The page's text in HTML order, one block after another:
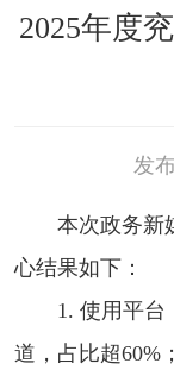
2025年度
发
本次政务新
心结果如下：
1. 使用平台
道，占比超60%